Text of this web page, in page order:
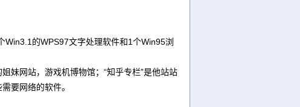
的WPS97文字处理软件和1个Win95浏
妹网站，游戏机博物馆；“知乎专栏”是他站站
要网络的软件。